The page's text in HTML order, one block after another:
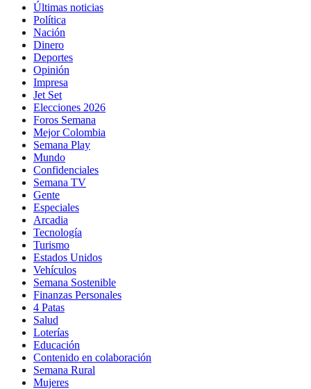
Últimas noticias
Política
Nación
Dinero
Deportes
Opinión
Impresa
Jet Set
Elecciones 2026
Foros Semana
Mejor Colombia
Semana Play
Mundo
Confidenciales
Semana TV
Gente
Especiales
Arcadia
Tecnología
Turismo
Estados Unidos
Vehículos
Semana Sostenible
Finanzas Personales
4 Patas
Salud
Loterías
Educación
Contenido en colaboración
Semana Rural
Mujeres